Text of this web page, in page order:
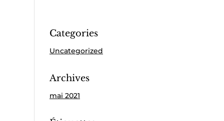
Categories
Uncategorized
Archives
mai 2021